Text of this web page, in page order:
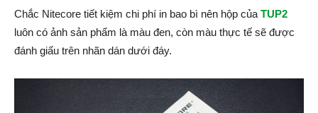
Chắc Nitecore tiết kiệm chi phí in bao bì nên hộp của TUP2
luôn có ảnh sản phẩm là màu đen, còn màu thực tế sẽ được
đánh giấu trên nhãn dán dưới đáy.